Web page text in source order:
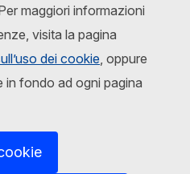
maggiori informazioni
visita la pagina
dei cookie, oppure
in fondo ad ogni pagina